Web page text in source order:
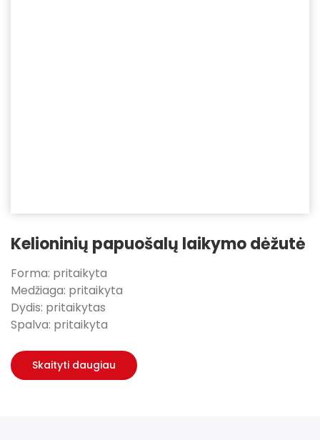
Kelioninių papuošalų laikymo dėžutė
Forma: pritaikyta
Medžiaga: pritaikyta
Dydis: pritaikytas
Spalva: pritaikyta
Skaityti daugiau